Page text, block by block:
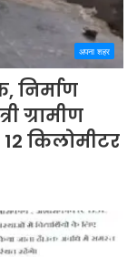
अपना शहर
निर्माण
ग्रामीण
किलोमीटर